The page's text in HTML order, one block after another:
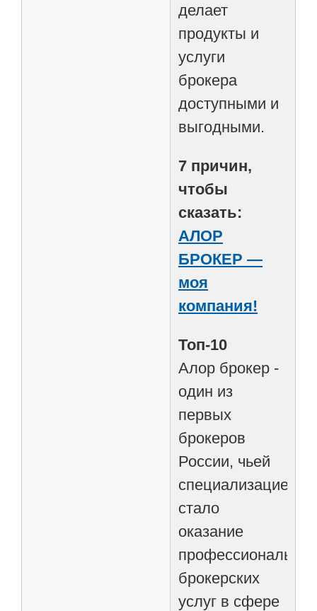
делает
продукты и
услуги
брокера
доступными и
выгодными.
7 причин,
чтобы
сказать:
АЛОР
БРОКЕР —
моя
компания!
Топ-10
Алор брокер -
один из
первых
брокеров
России, чьей
специализацией
стало
оказание
брокерских
услуг в сфере